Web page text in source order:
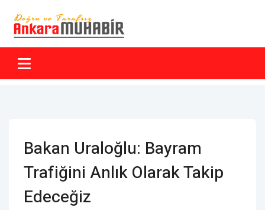
Bakan Uraloğlu: Bayram
Trafiğini Anlık Olarak Takip
Edeceğiz